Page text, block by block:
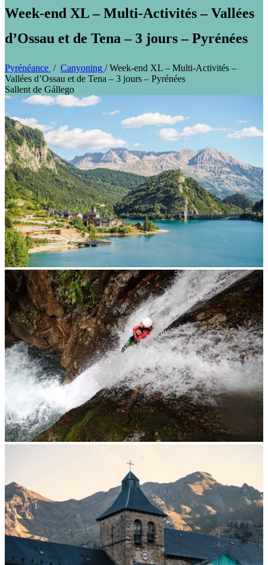
Week-end XL – Multi-Activités – Vallées
d’Ossau et de Tena – 3 jours – Pyrénées
Pyrénéance / Canyoning /Week-end XL – Multi-Activités –
Vallées d’Ossau et de Tena – 3 jours – Pyrénées
Sallent de Gállego